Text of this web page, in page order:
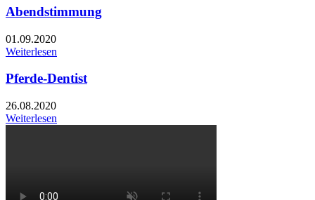
Abendstimmung
01.09.2020
Weiterlesen
Pferde-Dentist
26.08.2020
Weiterlesen